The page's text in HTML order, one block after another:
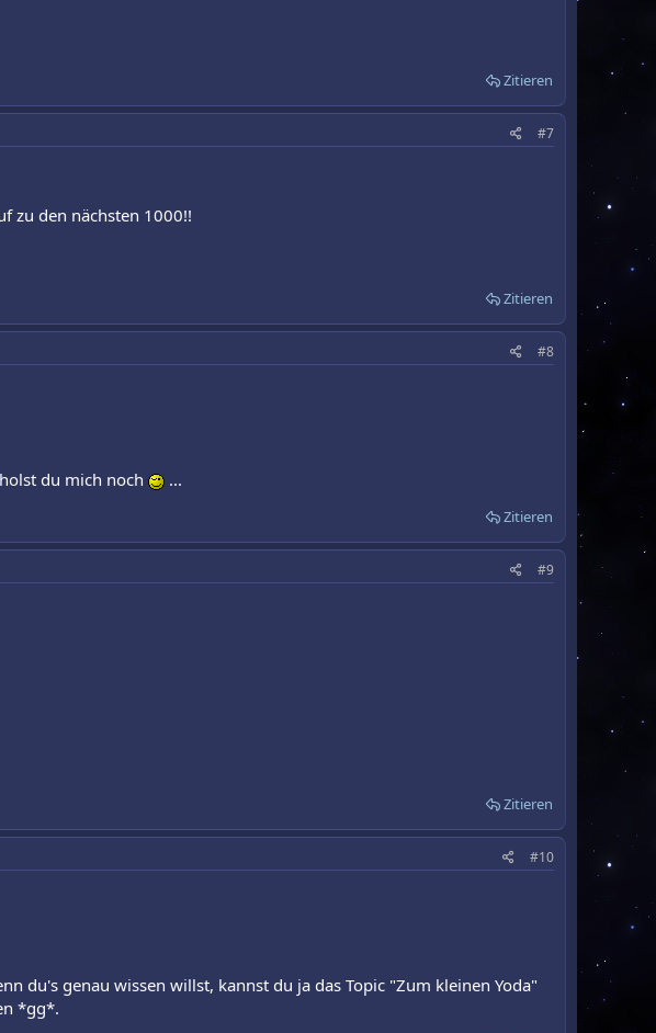
Zitieren
#7
zu den nächsten 1000!!
Zitieren
#8
du mich noch ...
Zitieren
#9
Zitieren
#10
du's genau wissen willst, kannst du ja das Topic "Zum kleinen Yoda"
*gg*.